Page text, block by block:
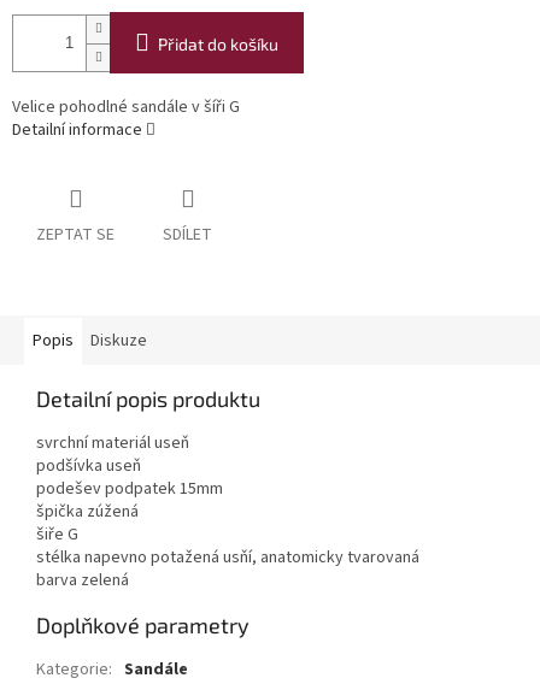
Přidat do košíku
Velice pohodlné sandále v šíři G
Detailní informace
ZEPTAT SE SDÍLET
Popis Diskuze
Detailní popis produktu
svrchní materiál useň
podšívka useň
podešev podpatek 15mm
špička zúžená
šiře G
stélka napevno potažená usňí, anatomicky tvarovaná
barva zelená
Doplňkové parametry
Kategorie: Sandále